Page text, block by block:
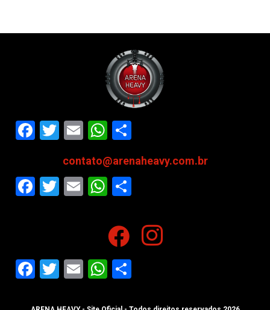
Facebook
Twitter
EmailWhatsApp
contato@arenaheavy.com.br
Facebook
Twitter
EmailWhatsApp
Facebook
Twitter
EmailWhatsApp